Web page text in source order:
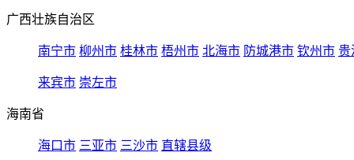
广西壮族自治区
南宁市 柳州市 桂林市 梧州市 北海市 防城港市 钦州市 贵
来宾市 崇左市
海南省
海口市 三亚市 三沙市 直辖县级